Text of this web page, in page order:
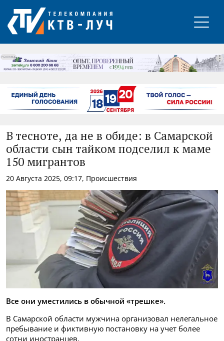
РЕКЛАМА
В тесноте, да не в обиде: в Самарской
области сын тайком подселил к маме
150 мигрантов
20 Августа 2025, 09:17, Происшествия
Все они уместились в обычной «трешке».
В Самарской области мужчина организовал нелегальное
пребывание и фиктивную постановку на учет более
сотни иностранцев.